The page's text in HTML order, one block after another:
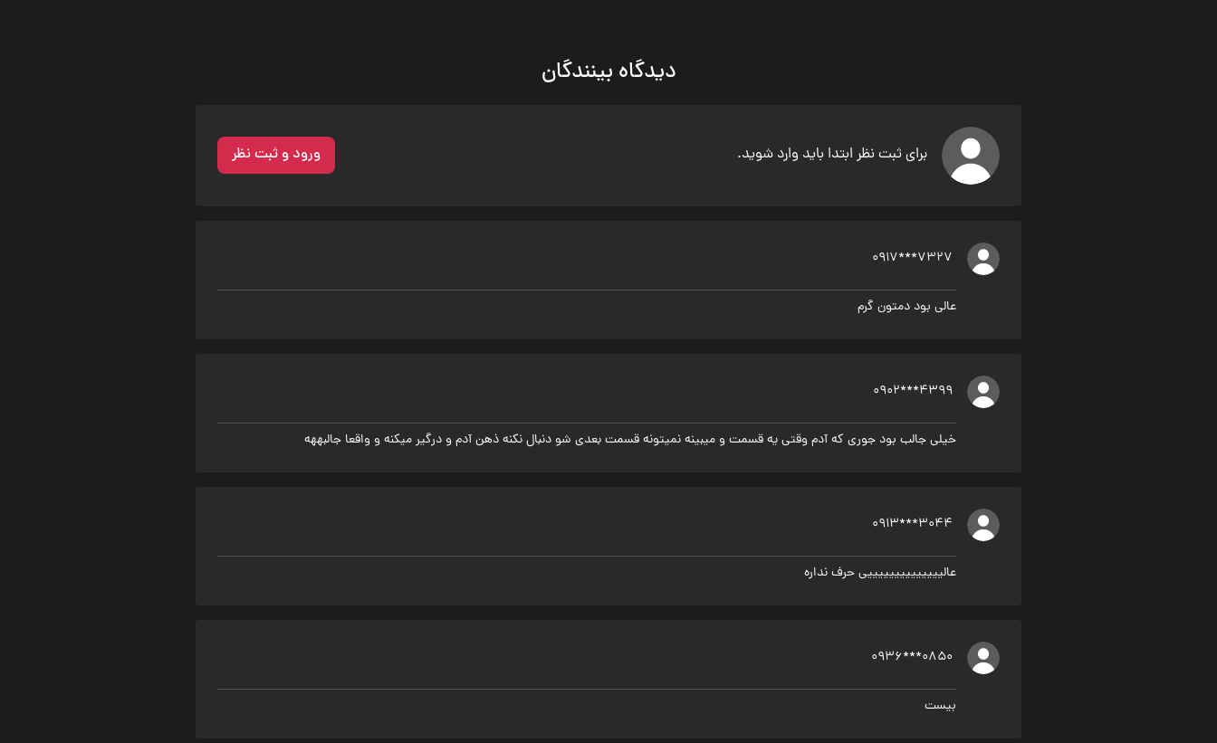
دیدگاه بینندگان
برای ثبت نظر ابتدا باید وارد شوید. ورود و ثبت نظر
0917***7327
عالی بود دمتون گرم
0902***4399
خیلی جالب بود جوری که آدم وقتی یه قسمت و میبینه نمیتونه قسمت بعدی شو دنبال نکنه ذهن آدم و درگیر میکنه و واقعا جالبههه
0913***3044
عالییییییییییییییی حرف نداره
0936***0850
بیست